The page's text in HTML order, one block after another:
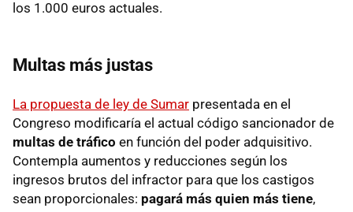
los 1.000 euros actuales.
Multas más justas
La propuesta de ley de Sumar presentada en el
Congreso modificaría el actual código sancionador de
multas de tráfico en función del poder adquisitivo.
Contempla aumentos y reducciones según los
ingresos brutos del infractor para que los castigos
sean proporcionales: pagará más quien más tiene,